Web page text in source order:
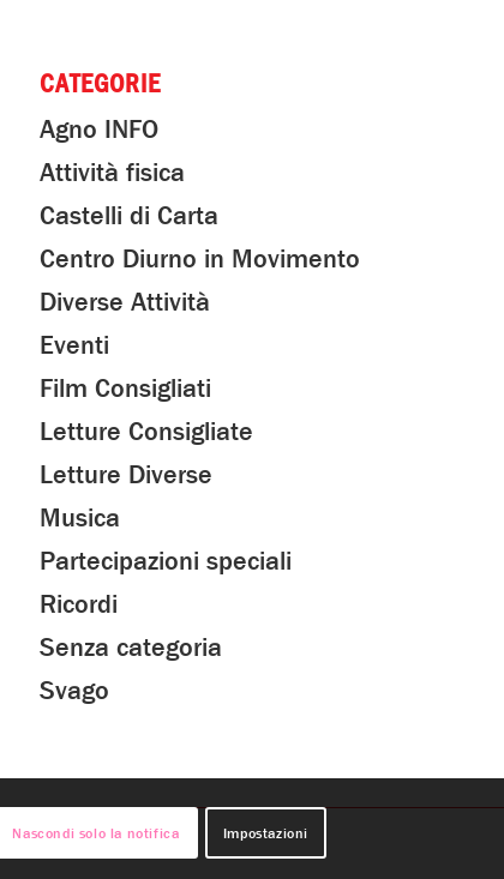
CATEGORIE
Agno INFO
Attività fisica
Castelli di Carta
Centro Diurno in Movimento
Diverse Attività
Eventi
Film Consigliati
Letture Consigliate
Letture Diverse
Musica
Partecipazioni speciali
Ricordi
Senza categoria
Svago
Nascondi solo la notifica Impostazioni